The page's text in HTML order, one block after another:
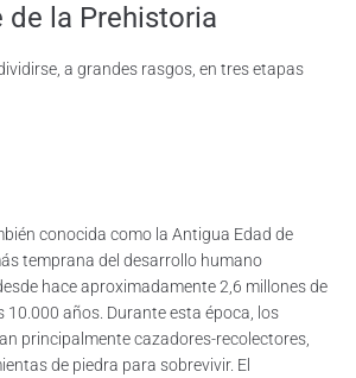
de la Prehistoria
a grandes rasgos, en tres etapas
conocida como la Antigua Edad de
temprana del desarrollo humano
hace aproximadamente 2,6 millones de
10.000 años. Durante esta época, los
principalmente cazadores-recolectores,
de piedra para sobrevivir. El